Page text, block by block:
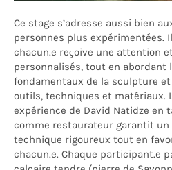
Ce stage s’adresse aussi bien
personnes plus expérimentées.
chacun.e reçoive une attention
personnalisés, tout en abordant
fondamentaux de la sculpture
outils, techniques et matériaux.
expérience de David Natidze en
comme restaurateur garantit un
technique rigoureux tout en
chacun.e. Chaque participant.e